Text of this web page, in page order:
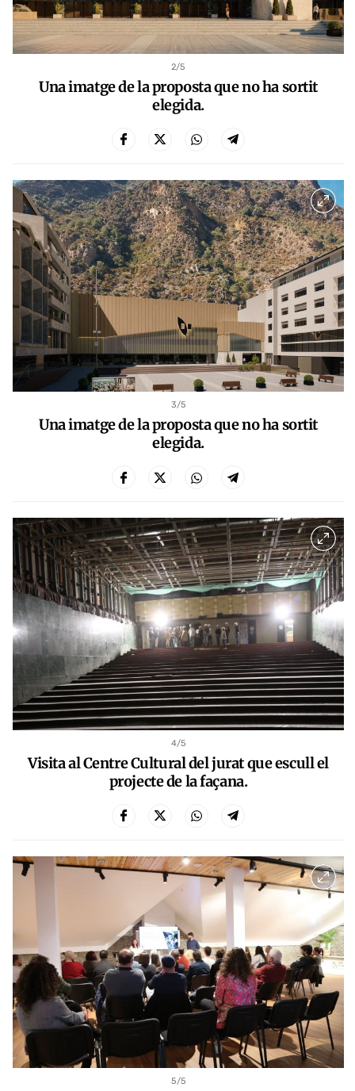
2/5
Una imatge de la proposta que no ha sortit
elegida.
3/5
Una imatge de la proposta que no ha sortit
elegida.
4/5
Visita al Centre Cultural del jurat que escull el
projecte de la façana.
5/5